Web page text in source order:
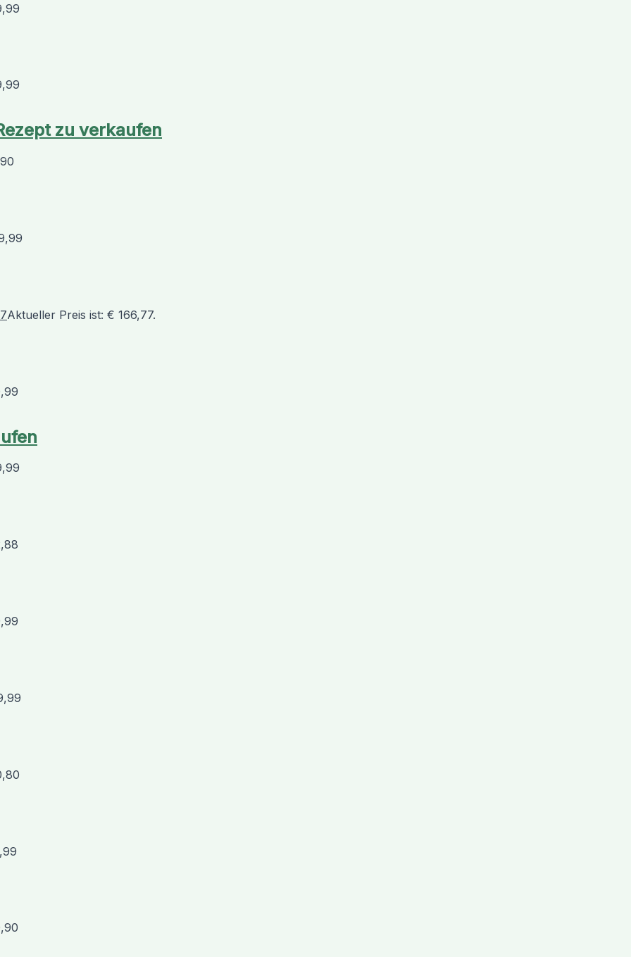
zu verkaufen
Aktueller Preis ist: € 166,77.